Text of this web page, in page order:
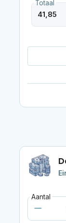
Totaal
Aantal